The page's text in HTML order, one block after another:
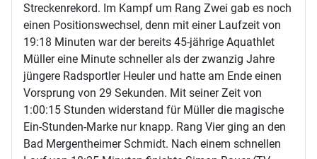
Streckenrekord. Im Kampf um Rang Zwei gab es noch
einen Positionswechsel, denn mit einer Laufzeit von
19:18 Minuten war der bereits 45-jährige Aquathlet
Müller eine Minute schneller als der zwanzig Jahre
jüngere Radsportler Heuler und hatte am Ende einen
Vorsprung von 29 Sekunden. Mit seiner Zeit von
1:00:15 Stunden widerstand für Müller die magische
Ein-Stunden-Marke nur knapp. Rang Vier ging an den
Bad Mergentheimer Schmidt. Nach einem schnellen